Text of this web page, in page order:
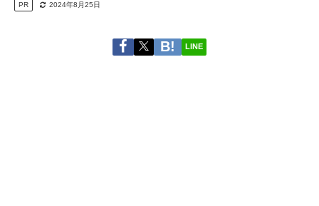
PR 2024年8月25日
LINE